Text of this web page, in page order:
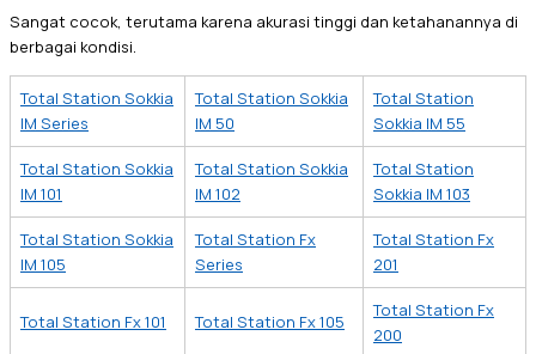
Sangat cocok, terutama karena akurasi tinggi dan ketahanannya di
berbagai kondisi.
Total Station Sokkia
IM Series
Total Station Sokkia
IM 50
Total Station
Sokkia IM 55
Total Station Sokkia
IM 101
Total Station Sokkia
IM 102
Total Station
Sokkia IM 103
Total Station Sokkia
IM 105
Total Station Fx
Series
Total Station Fx
201
Total Station Fx 101 Total Station Fx 105
Total Station Fx
200